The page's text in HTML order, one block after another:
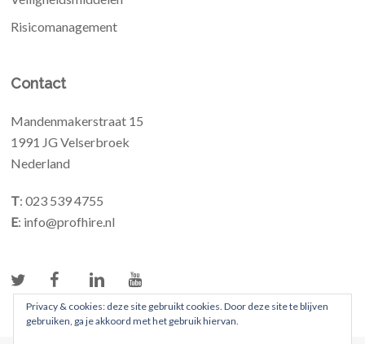
Risicomanagement
Contact
Mandenmakerstraat 15
1991 JG Velserbroek
Nederland
T: 023 539 4755
E: info@profhire.nl
Privacy & cookies: deze site gebruikt cookies. Door deze site te blijven
gebruiken, ga je akkoord met het gebruik hiervan.